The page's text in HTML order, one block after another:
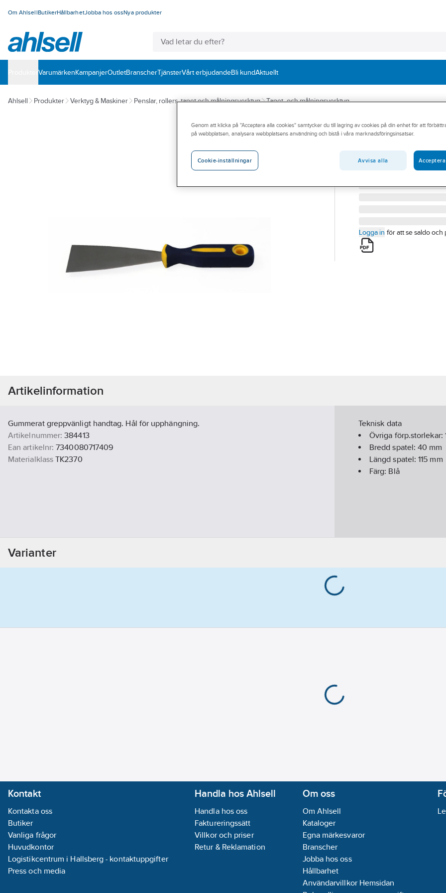
Om AhlsellButikerHållbarhetJobba hos ossNya produkter
VarumärkenKampanjerOutletBranscherTjänsterVårt erbjudandeBli kundAktuellt
Ahlsell Produkter Verktyg & Maskiner Penslar, rollers, tapet och målningsverktyg Tapet- och målningsverktyg
A-COLLECTION
Stålspackel
STÅLSPACKEL 40MM
Artikelnummer: 384413
Logga in för att se saldo och
Artikelinformation
Gummerat greppvänligt handtag. Hål för upphängning.
Artikelnummer: 384413
Ean artikelnr: 7340080717409
Materialklass TK2370
Teknisk data
Övriga förp.storlekar:
Bredd spatel:40 mm
Längd spatel:115 mm
Färg: Blå
Varianter
Kontakt
Kontakta oss
Butiker
Vanliga frågor
Huvudkontor
Logistikcentrum i Hallsberg - kontaktuppgifter
Press och media
Handla hos Ahlsell
Handla hos oss
Faktureringssätt
Villkor och priser
Retur & Reklamation
Om oss
Om Ahlsell
Kataloger
Egna märkesvaror
Branscher
Jobba hos oss
Hållbarhet
Användarvillkor Hemsidan
Genom att klicka på "Acceptera alla cookies" samtycker du till lagring av cookies på din enhet för att
på webbplatsen, analysera webbplatsens användning och bistå i våra marknadsföringsinsatser.
Cookie-inställningar Avvisa alla